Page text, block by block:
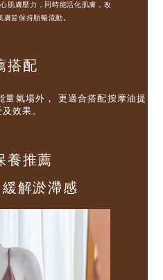
肌膚壓力，同時能活化肌膚，改
皆保持順暢流動。
搭配
量氣場外， 更適合搭配按摩油提
效果。
養推薦
解淤滯感